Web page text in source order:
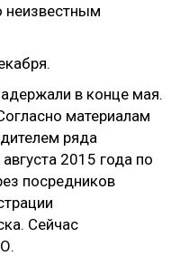
неизвестным
в конце мая.
материалам
ряда
2015 года по
посредников
Сейчас